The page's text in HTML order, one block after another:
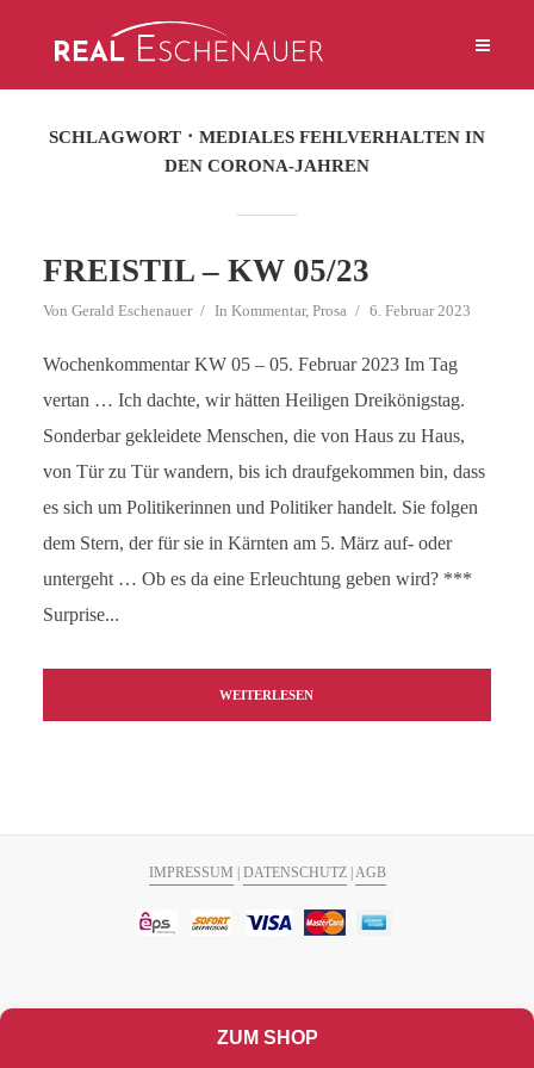
SCHLAGWORT
MEDIALES FEHLVERHALTEN IN
DEN CORONA-JAHREN
FREISTIL – KW 05/23
Von Gerald Eschenauer In Kommentar, Prosa 6. Februar 2023
Wochenkommentar KW 05 – 05. Februar 2023 Im Tag
vertan … Ich dachte, wir hätten Heiligen Dreikönigstag.
Sonderbar gekleidete Menschen, die von Haus zu Haus,
von Tür zu Tür wandern, bis ich draufgekommen bin, dass
es sich um Politikerinnen und Politiker handelt. Sie folgen
dem Stern, der für sie in Kärnten am 5. März auf- oder
untergeht … Ob es da eine Erleuchtung geben wird? ***
Surprise...
WEITERLESEN
IMPRESSUM DATENSCHUTZ| AGB
ZUM SHOP